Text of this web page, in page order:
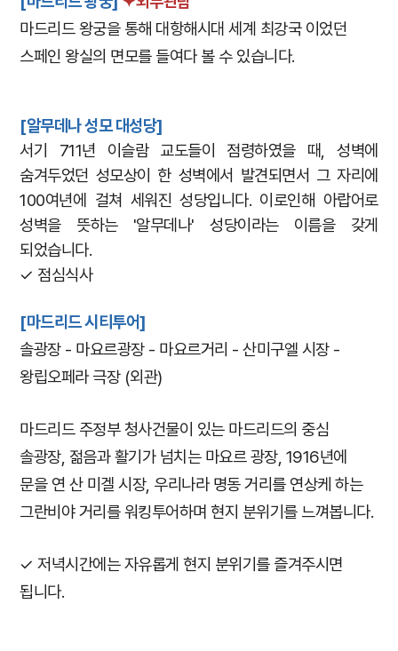
마드리드 왕궁을 통해 대항해시대 세계 최강국 이었던
스페인 왕실의 면모를 들여다 볼 수 있습니다.
[알무데나 성모 대성당]
서기 711년 이슬람 교도들이 점령하였을 때, 성벽에
숨겨두었던 성모상이 한 성벽에서 발견되면서 그 자리에
100여년에 걸쳐 세워진 성당입니다. 이로인해 아랍어로
성벽을 뜻하는 '알무데나' 성당이라는 이름을 갖게
되었습니다.
✓ 점심식사
[마드리드 시티투어]
솔광장 - 마요르광장 - 마요르거리 - 산미구엘 시장 -
왕립오페라 극장 (외관)
마드리드 주정부 청사건물이 있는 마드리드의 중심
솔광장, 젊음과 활기가 넘치는 마요르 광장, 1916년에
문을 연 산 미겔 시장, 우리나라 명동 거리를 연상케 하는
그란비야 거리를 워킹투어하며 현지 분위기를 느껴봅니다.
✓ 저녁시간에는 자유롭게 현지 분위기를 즐겨주시면
됩니다.